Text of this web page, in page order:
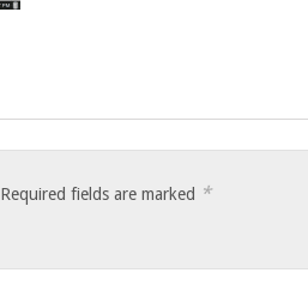
Required fields are marked *